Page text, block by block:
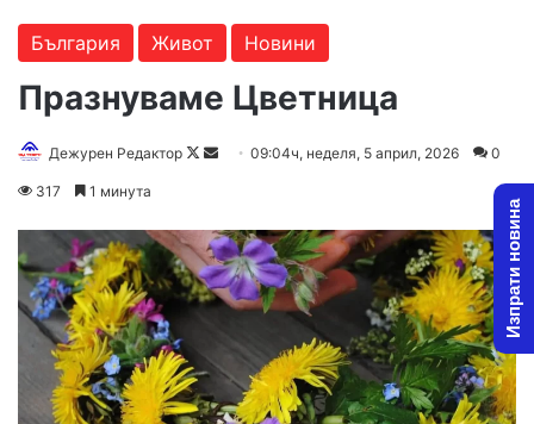
България Живот Новини
Празнуваме Цветница
Дежурен Редактор
Follow
Send09:04ч, неделя, 5 април, 2026 0
317 1 минута
Изпрати новина